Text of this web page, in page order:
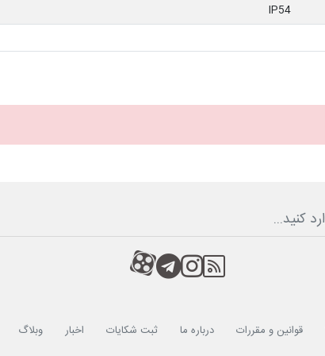
IP54
RSS
کانال آپارات
کانال تلگرام
کانال آپارات
قوانین و مقررات درباره ما ثبت شکایات اخبار وبلاگ